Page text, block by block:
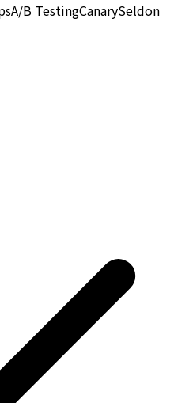
A/B TestingCanarySeldon